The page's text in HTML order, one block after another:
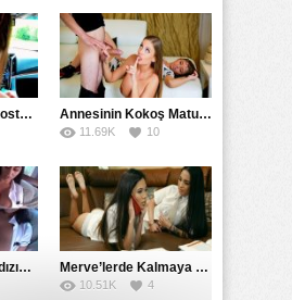
Eve Gitmek İçin Otostop Çeken Üniversiteli Bedelini Ödedi Annesinin Kokoş Mature Arkadaşı Tarafından Saksoya Uğradı
11.69K 10
Büyük Memeli Baldızının Takipçilerinin Çoğalması İçin Yardım Etti Merve’lerde Kalmaya Gelen Liseli Kız Fanteziyi Dibine Verdirdi
10.51K 4